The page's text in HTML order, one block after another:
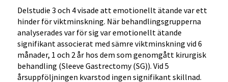
Delstudie 3 och 4 visade att emotionellt ätande var ett
hinder för viktminskning. När behandlingsgrupperna
analyserades var för sig var emotionellt ätande
signifikant associerat med sämre viktminskning vid 6
månader, 1 och 2 år hos dem som genomgått kirurgisk
behandling (Sleeve Gastrectomy (SG)). Vid 5
årsuppföljningen kvarstod ingen signifikant skillnad.